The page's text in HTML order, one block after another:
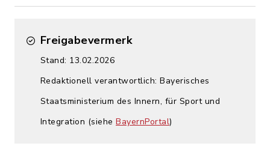
Freigabevermerk
Stand: 13.02.2026
Redaktionell verantwortlich: Bayerisches
Staatsministerium des Innern, für Sport und
Integration (siehe BayernPortal)